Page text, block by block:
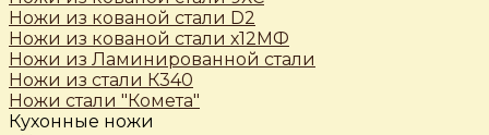
Ножи из кованой стали D2
Ножи из кованой стали х12МФ
Ножи из Ламинированной стали
Ножи из стали К340
Ножи стали "Комета"
Кухонные ножи